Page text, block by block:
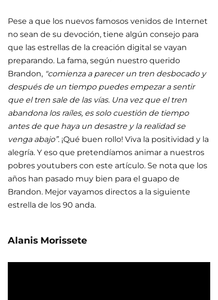
Pese a que los nuevos famosos venidos de Internet
no sean de su devoción, tiene algún consejo para
que las estrellas de la creación digital se vayan
preparando. La fama, según nuestro querido
Brandon, "comienza a parecer un tren desbocado y
después de un tiempo puedes empezar a sentir
que el tren sale de las vías. Una vez que el tren
abandona los raíles, es solo cuestión de tiempo
antes de que haya un desastre y la realidad se
venga abajo”. ¡Qué buen rollo! Viva la positividad y la
alegría. Y eso que pretendíamos animar a nuestros
pobres youtubers con este artículo. Se nota que los
años han pasado muy bien para el guapo de
Brandon. Mejor vayamos directos a la siguiente
estrella de los 90 anda.
Alanis Morissete